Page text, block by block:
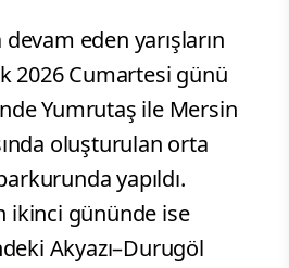
eden yarışların
2026 Cumartesi günü
Yumrutaş ile Mersin
oluşturulan orta
yapıldı.
ikinci gününde ise
Akyazı–Durugöl